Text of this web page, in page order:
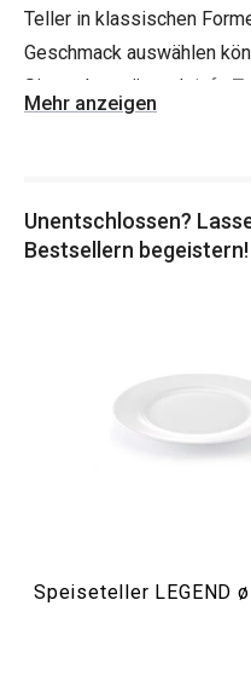
Teller in klassischen
Geschmack auswählen
Sie auch genügend tiefe
Besteckhaben, damit Sie
Mehr anzeigen
Unentschlossen?
Bestsellern begeistern!
Speiseteller LEGEND